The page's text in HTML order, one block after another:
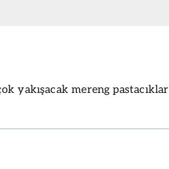
yakışacak mereng pastacıklar